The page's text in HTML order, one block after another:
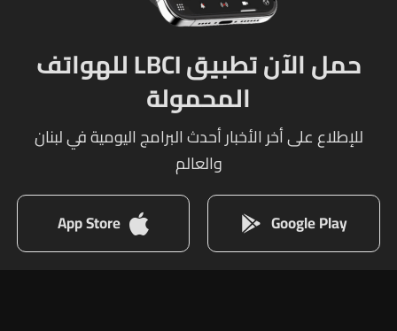
حمل الآن تطبيق LBCI للهواتف
المحمولة
للإطلاع على أخر الأخبار أحدث البرامج اليومية في لبنان
والعالم
Google Play
App Store